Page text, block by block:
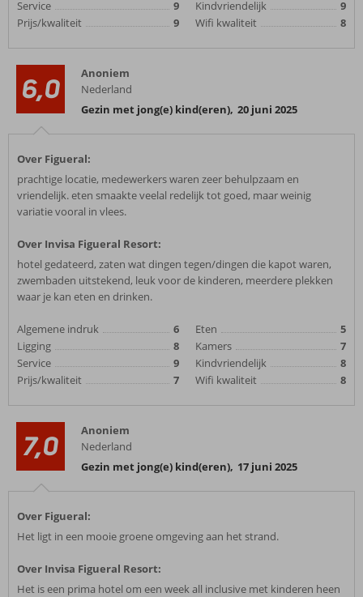
Service
9
Prijs/kwaliteit
9
Kindvriendelijk
9
Wifi kwaliteit
8
6,0
Anoniem
Nederland
Gezin met jong(e) kind(eren), 20 juni 2025
Over Figueral:
prachtige locatie, medewerkers waren zeer behulpzaam en
vriendelijk. eten smaakte veelal redelijk tot goed, maar weinig
variatie vooral in vlees.
Over Invisa Figueral Resort:
hotel gedateerd, zaten wat dingen tegen/dingen die kapot waren,
zwembaden uitstekend, leuk voor de kinderen, meerdere plekken
waar je kan eten en drinken.
Algemene indruk
6
Ligging
8
Service
9
Prijs/kwaliteit
7
Eten
5
Kamers
7
Kindvriendelijk
8
Wifi kwaliteit
8
7,0
Anoniem
Nederland
Gezin met jong(e) kind(eren), 17 juni 2025
Over Figueral:
Het ligt in een mooie groene omgeving aan het strand.
Over Invisa Figueral Resort:
Het is een prima hotel om een week all inclusive met kinderen heen